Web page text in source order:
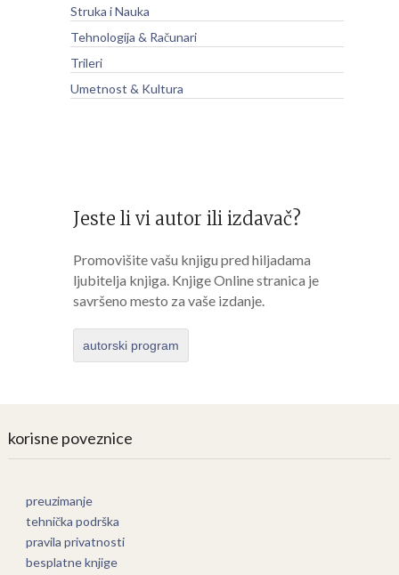
Struka i Nauka
Tehnologija & Računari
Trileri
Umetnost & Kultura
Jeste li vi autor ili izdavač?
Promovišite vašu knjigu pred hiljadama
ljubitelja knjiga. Knjige Online stranica je
savršeno mesto za vaše izdanje.
autorski program
korisne poveznice
preuzimanje
tehnička podrška
pravila privatnosti
besplatne knjige